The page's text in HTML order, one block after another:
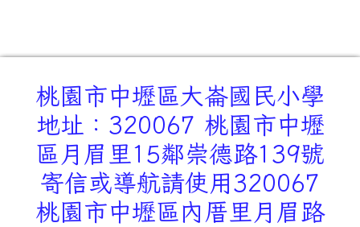
桃園市中壢區大崙國民小學
地址：320067 桃園市中壢
區月眉里15鄰崇德路139號
寄信或導航請使用320067
桃園市中壢區內厝里月眉路